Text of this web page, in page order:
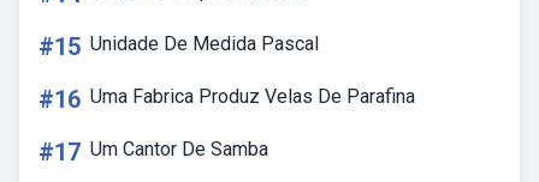
#15 Unidade De Medida Pascal
#16 Uma Fabrica Produz Velas De Parafina
#17 Um Cantor De Samba